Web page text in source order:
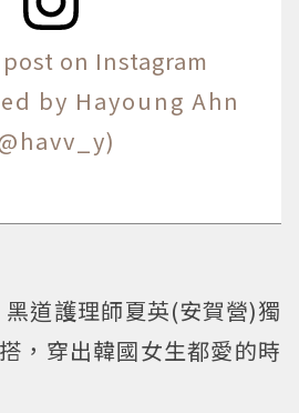
on Instagram
by Hayoung Ahn
黑道護理師夏英(安賀營)獨
，穿出韓國女生都愛的時